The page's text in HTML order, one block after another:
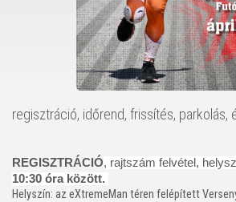
regisztráció, időrend, frissítés, parkolás,
REGISZTRÁCIÓ, rajtszám felvétel,
10:30 óra között.
Helyszín: az eXtremeMan téren felépített